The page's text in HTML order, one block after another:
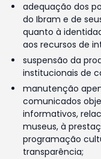
adequação dos
do Ibram e de
quanto à
aos recursos de
suspensão da
institucionais de
manutenção
comunicados
informativos,
museus, à
programação
transparência;